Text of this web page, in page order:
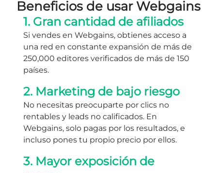
Beneficios de usar Webgains
1. Gran cantidad de afiliados
Si vendes en Webgains, obtienes acceso a
una red en constante expansión de más de
250,000 editores verificados de más de 150
países.
2. Marketing de bajo riesgo
No necesitas preocuparte por clics no
rentables y leads no calificados. En
Webgains, solo pagas por los resultados, e
incluso pones tu propio precio por ellos.
3. Mayor exposición de